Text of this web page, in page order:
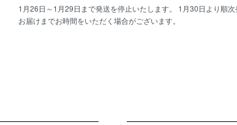
1月26日～1月29日まで発送を停止いたします。 1月30日より順次
お届けまでお時間をいただく場合がございます。